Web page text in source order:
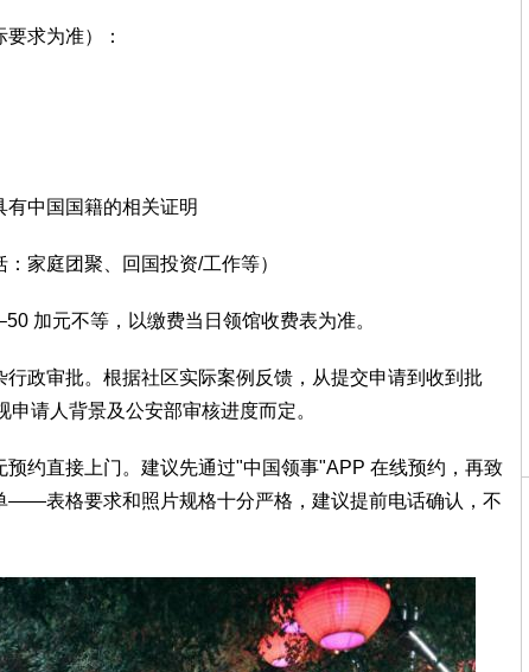
求为准）：
有中国国籍的相关证明
家庭团聚、回国投资/工作等）
加元不等，以缴费当日领馆收费表为准。
政审批。根据社区实际案例反馈，从提交申请到收到批
请人背景及公安部审核进度而定。
约直接上门。建议先通过"中国领事"APP 在线预约，再致
——表格要求和照片规格十分严格，建议提前电话确认，不